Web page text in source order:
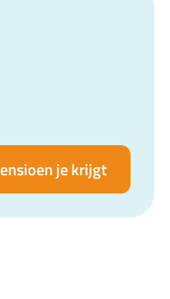
je krijgt